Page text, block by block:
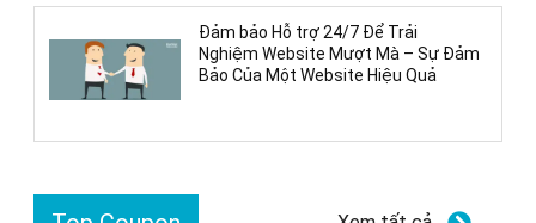
Đảm bảo Hỗ trợ 24/7 Để Trải
Nghiệm Website Mượt Mà – Sự Đảm
Bảo Của Một Website Hiệu Quả